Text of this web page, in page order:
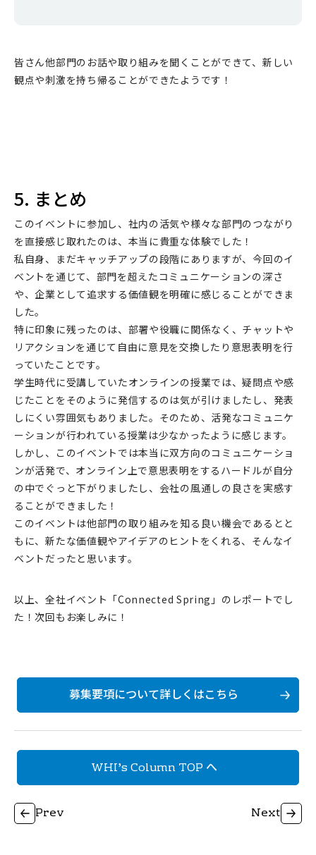
皆さん他部門のお話や取り組みを聞くことができて、新しい
観点や刺激を持ち帰ることができたようです！
5. まとめ
このイベントに参加し、社内の活気や様々な部門のつながり
を直接感じ取れたのは、本当に貴重な体験でした！
私自身、まだキャッチアップの段階にありますが、今回のイ
ベントを通じて、部門を超えたコミュニケーションの深さ
や、企業として追求する価値観を明確に感じることができま
した。
特に印象に残ったのは、部署や役職に関係なく、チャットや
リアクションを通じて自由に意見を交換したり意思表明を行
っていたことです。
学生時代に受講していたオンラインの授業では、疑問点や感
じたことをそのように発信するのは気が引けましたし、発表
しにくい雰囲気もありました。そのため、活発なコミュニケ
ーションが行われている授業は少なかったように感じます。
しかし、このイベントでは本当に双方向のコミュニケーショ
ンが活発で、オンライン上で意思表明をするハードルが自分
の中でぐっと下がりましたし、会社の風通しの良さを実感す
ることができました！
このイベントは他部門の取り組みを知る良い機会であるとと
もに、新たな価値観やアイデアのヒントをくれる、そんなイ
ベントだったと思います。
以上、全社イベント「Connected Spring」のレポートでし
た！次回もお楽しみに！
募集要項について詳しくはこちら
Prev
WHI’s Column TOP へ
Next